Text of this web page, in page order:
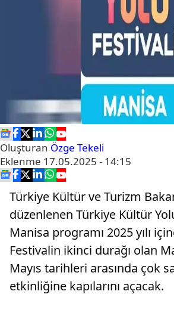
Oluşturan Özge Tekeli
Eklenme 17.05.2025 - 14:15
Türkiye Kültür ve Turizm
düzenlenen Türkiye Kültür
Manisa programı 2025 yılı
Festivalin ikinci durağı olan
Mayıs tarihleri arasında çok
etkinliğine kapılarını açacak.